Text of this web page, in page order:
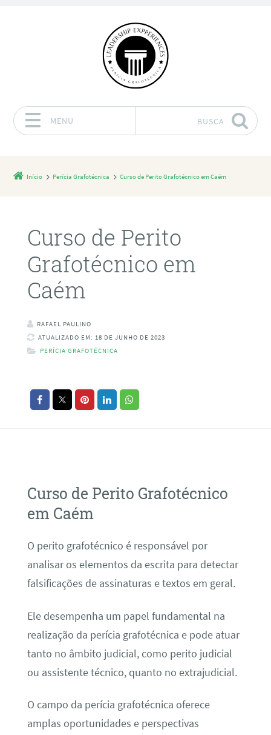
MENU BUSCA
Início Perícia Grafotécnica Curso de Perito Grafotécnico em Caém
Curso de Perito
Grafotécnico em
Caém
RAFAEL PAULINO
ATUALIZADO EM: 18 DE JUNHO DE 2023
PERÍCIA GRAFOTÉCNICA
Curso de Perito Grafotécnico
em Caém
O perito grafotécnico é responsável por
analisar os elementos da escrita para detectar
falsificações de assinaturas e textos em geral.
Ele desempenha um papel fundamental na
realização da perícia grafotécnica e pode atuar
tanto no âmbito judicial, como perito judicial
ou assistente técnico, quanto no extrajudicial.
O campo da perícia grafotécnica oferece
amplas oportunidades e perspectivas